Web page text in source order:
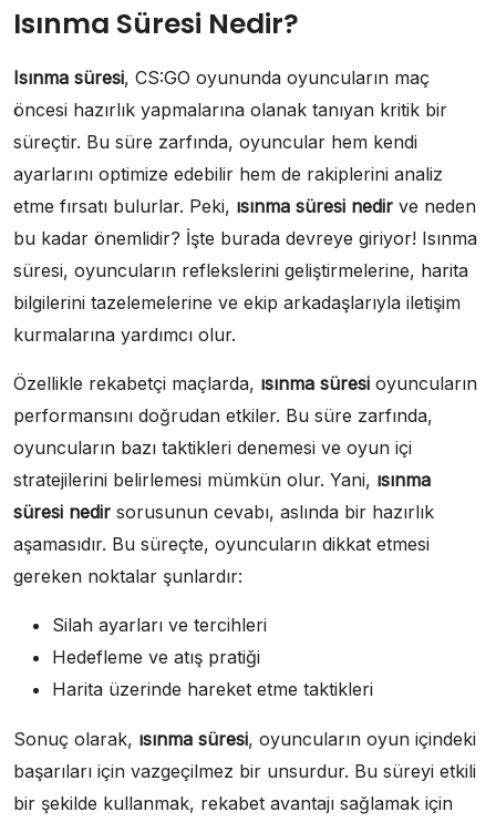
Isınma Süresi Nedir?
Isınma süresi, CS:GO oyununda oyuncuların maç
öncesi hazırlık yapmalarına olanak tanıyan kritik bir
süreçtir. Bu süre zarfında, oyuncular hem kendi
ayarlarını optimize edebilir hem de rakiplerini analiz
etme fırsatı bulurlar. Peki, ısınma süresi nedir ve neden
bu kadar önemlidir? İşte burada devreye giriyor! Isınma
süresi, oyuncuların reflekslerini geliştirmelerine, harita
bilgilerini tazelemelerine ve ekip arkadaşlarıyla iletişim
kurmalarına yardımcı olur.
Özellikle rekabetçi maçlarda, ısınma süresi oyuncuların
performansını doğrudan etkiler. Bu süre zarfında,
oyuncuların bazı taktikleri denemesi ve oyun içi
stratejilerini belirlemesi mümkün olur. Yani, ısınma
süresi nedir sorusunun cevabı, aslında bir hazırlık
aşamasıdır. Bu süreçte, oyuncuların dikkat etmesi
gereken noktalar şunlardır:
Silah ayarları ve tercihleri
Hedefleme ve atış pratiği
Harita üzerinde hareket etme taktikleri
Sonuç olarak, ısınma süresi, oyuncuların oyun içindeki
başarıları için vazgeçilmez bir unsurdur. Bu süreyi etkili
bir şekilde kullanmak, rekabet avantajı sağlamak için